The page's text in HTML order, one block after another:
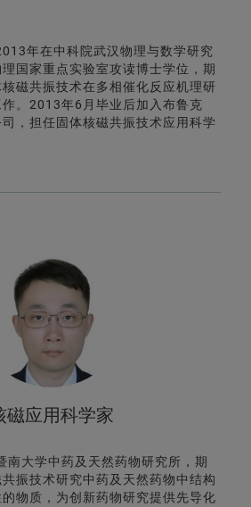
年在中科院武汉物理与数学研究
国家重点实验室攻读博士学位，期
磁共振技术在多相催化反应机理研
。2013年6月毕业后加入布鲁克
司，担任固体核磁共振技术应用科学
磁应用科学家
南大学中药及天然药物研究所，期
振技术研究中药及天然药物中结构
物质，为创新药物研究提供先导化